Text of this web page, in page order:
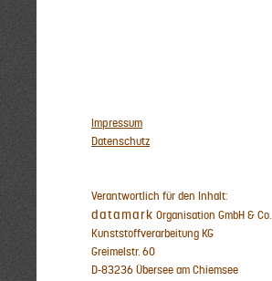
Impressum
Datenschutz
Verantwortlich für den Inhalt:
datamark Organisation GmbH & Co.
Kunststoffverarbeitung KG
Greimelstr. 60
D-83236 Übersee am Chiemsee